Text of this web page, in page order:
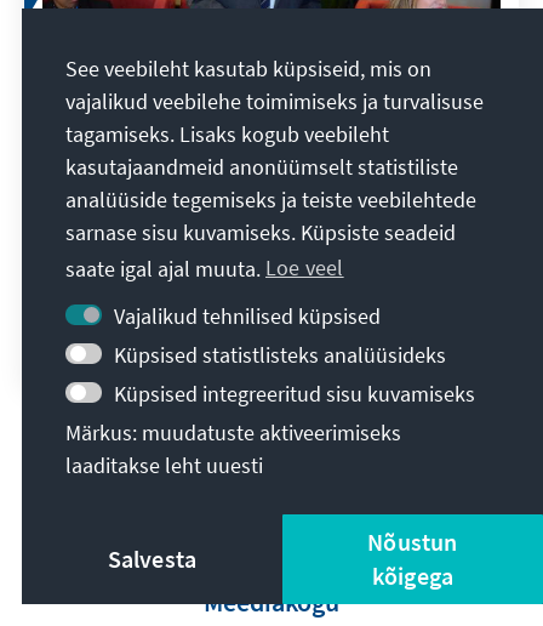
WHS
KI und digitale Gesundheitslösungen
als Schlüssel für eine gerechtere
globale Gesundheitsversorgung
Vertrauen, Innovation und Inklusion
Ürituste kokkuvõtted
Kõik publikatsioonid
Meediakogu
See veebileht kasutab küpsiseid, mis on
vajalikud veebilehe toimimiseks ja turvalisuse
tagamiseks. Lisaks kogub veebileht
kasutajaandmeid anonüümselt statistiliste
analüüside tegemiseks ja teiste veebilehtede
sarnase sisu kuvamiseks. Küpsiste seadeid
saate igal ajal muuta. Loe veel
Vajalikud tehnilised küpsised
Küpsised statistlisteks analüüsideks
Küpsised integreeritud sisu kuvamiseks
Märkus: muudatuste aktiveerimiseks
laaditakse leht uuesti
Salvesta
Nõustun
kõigega